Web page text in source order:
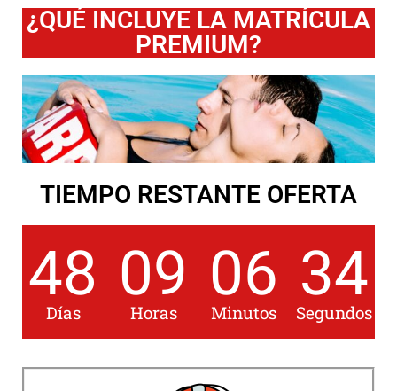
¿QUÉ INCLUYE LA MATRÍCULA
PREMIUM?
TIEMPO RESTANTE OFERTA
48
Días
09
Horas
06
Minutos
33
Segundos